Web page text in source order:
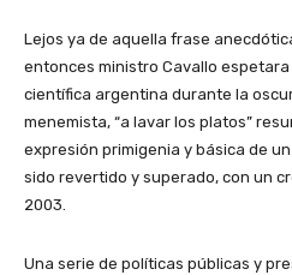
Lejos ya de aquella frase
entonces ministro Cavallo
científica argentina durante la
menemista, “a lavar los platos”
expresión primigenia y básica de
sido revertido y superado, con un
2003.
Una serie de políticas públicas y